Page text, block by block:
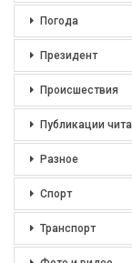
Погода
Президент
Происшествия
Публикации
Разное
Спорт
Транспорт